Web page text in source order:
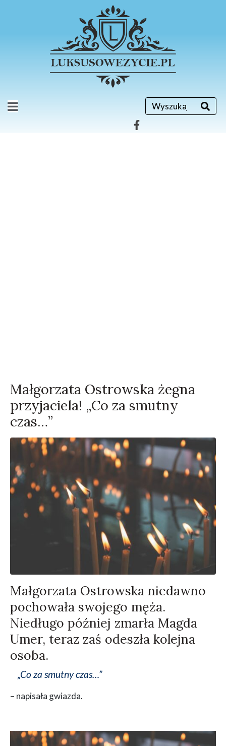
Małgorzata Ostrowska żegna
przyjaciela! „Co za smutny
czas…”
Małgorzata Ostrowska niedawno
pochowała swojego męża.
Niedługo później zmarła Magda
Umer, teraz zaś odeszła kolejna
osoba.
„Co za smutny czas…”
– napisała gwiazda.